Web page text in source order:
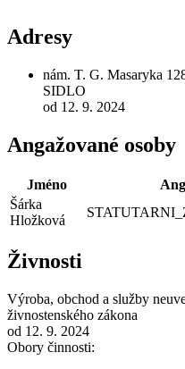
Adresy
nám. T. G. Masaryka
SIDLO
od 12. 9. 2024
Angažované osoby
Jméno
Šárka
Hložková
Živnosti
Výroba, obchod a služby
živnostenského zákona
od 12. 9. 2024
Obory činnosti: